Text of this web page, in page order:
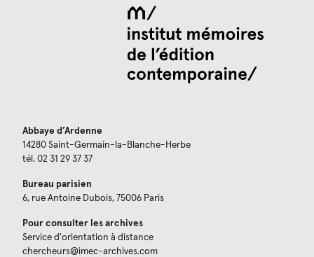
Abbaye d’Ardenne
14280 Saint-Germain-la-Blanche-Herbe
tél. 02 31 29 37 37
Bureau parisien
6, rue Antoine Dubois, 75006 Paris
Pour consulter les archives
Service d'orientation à distance
chercheurs@imec-archives.com